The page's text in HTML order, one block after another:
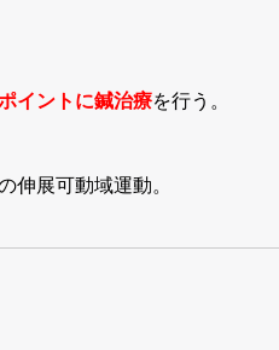
イントに鍼治療を行う。
伸展可動域運動。